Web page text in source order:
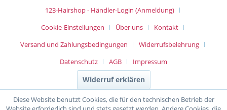
123-Hairshop - Händler-Login (Anmeldung)
Cookie-Einstellungen
Über uns
Kontakt
Versand und Zahlungsbedingungen
Widerrufsbelehrung
Datenschutz
AGB Impressum
Widerruf erklären
Diese Website benutzt Cookies, die für den technischen Betrieb der